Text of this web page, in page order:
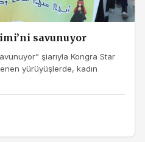
savunuyor
şiarıyla Kongra Star
yürüyüşlerde, kadın